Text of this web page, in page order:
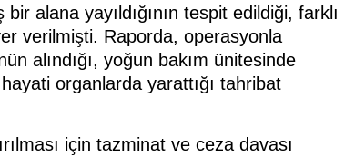
alana yayıldığının tespit edildiği, farklı
verilmişti. Raporda, operasyonla
alındığı, yoğun bakım ünitesinde
organlarda yarattığı tahribat
için tazminat ve ceza davası